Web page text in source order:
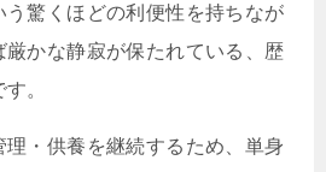
驚くほどの利便性を持ちなが
厳かな静寂が保たれている、歴
。
・供養を継続するため、単身